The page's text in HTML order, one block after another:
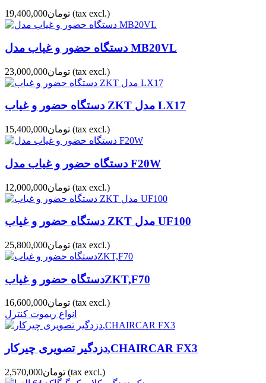
تومان19,400,000 (tax excl.)
دستگاه حضور و غیاب مدل MB20VL
تومان23,000,000 (tax excl.)
دستگاه حضور و غیاب ZKT مدل LX17
تومان15,400,000 (tax excl.)
دستگاه حضور و غیاب مدل F20W
تومان12,000,000 (tax excl.)
دستگاه حضور و غیاب ZKT مدل UF100
تومان25,800,000 (tax excl.)
دستگاه حضور و غیابZKT,F70
تومان16,600,000 (tax excl.)
انواع ریموت کنترل
دزدگیر تصویری چیرکار,CHAIRCAR FX3
تومان2,570,000 (tax excl.)